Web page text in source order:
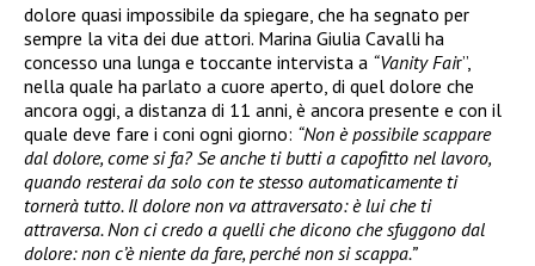
dolore quasi impossibile da spiegare, che ha segnato per
sempre la vita dei due attori. Marina Giulia Cavalli ha
concesso una lunga e toccante intervista a “Vanity Fair”,
nella quale ha parlato a cuore aperto, di quel dolore che
ancora oggi, a distanza di 11 anni, è ancora presente e con il
quale deve fare i coni ogni giorno: “Non è possibile scappare
dal dolore, come si fa? Se anche ti butti a capofitto nel lavoro,
quando resterai da solo con te stesso automaticamente ti
tornerà tutto. Il dolore non va attraversato: è lui che ti
attraversa. Non ci credo a quelli che dicono che sfuggono dal
dolore: non c’è niente da fare, perché non si scappa.”